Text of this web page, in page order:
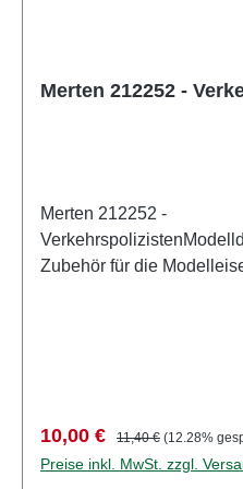
Merten 212252 -
Merten 212252 -
Zubehör für die
auf. Eigenschaften:
2952Stückzahl: Set aus
Verkaufspreis:
10,00 € Regulärer Preis:
11,40 € (12.28%
Preise inkl. MwSt. zzgl.